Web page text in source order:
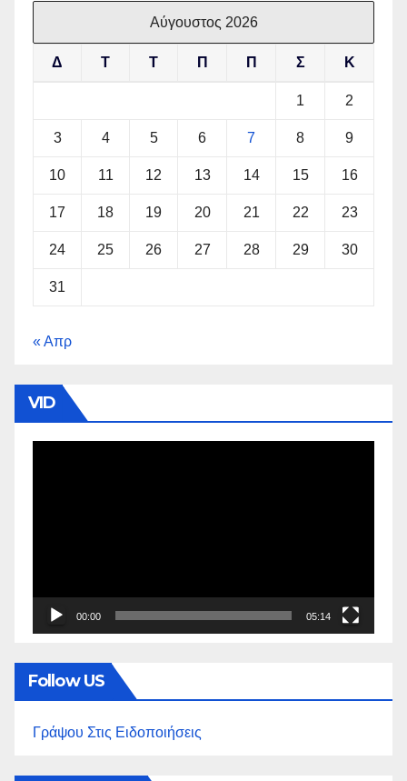
Αύγουστος 2026
Δ Τ Τ Π Π Σ Κ
1 2
3 4 5 6 7 8 9
10 11 12 13 14 15 16
17 18 19 20 21 22 23
24 25 26 27 28 29 30
31
« Απρ
VID
00:00 05:14
Follow US
Γράψου Στις Ειδοποιήσεις